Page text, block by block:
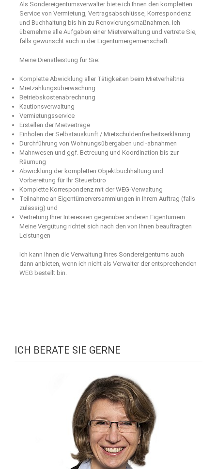
Als Sondereigentumsverwalter biete ich Ihnen den kompletten
Service von Vermietung, Vertragsabschlüsse, Korrespondenz
und Buchhaltung bis hin zu Renovierungsmaßnahmen. Ich
übernehme alle Aufgaben einer Mietverwaltung und vertrete Sie,
falls gewünscht auch in der Eigentümergemeinschaft.
Meine Dienstleistung für Sie:
Komplette Abwicklung aller Tätigkeiten beim Mietverhältnis
Mietzahlungsüberwachung
Betriebskostenabrechnung
Kautionsverwaltung
Vermietungsservice
Erstellen der Mietverträge
Einholen der Selbstauskunft / Mietschuldenfreiheitserklärung
Durchführung von Wohnungsübergaben und -abnahmen
Mahnwesen und ggf. Betreuung und Koordination bis zur
Räumung
Abwicklung der kompletten Objektbuchhaltung und
Vorbereitung für Ihr Steuerbüro
Komplette Korrespondenz mit der WEG-Verwaltung
Teilnahme an Eigentümerversammlungen in Ihrem Auftrag (falls
zulässig) und
Vertretung Ihrer Interessen gegenüber anderen Eigentümern
Meine Vergütung richtet sich nach den von Ihnen beauftragten
Leistungen
Ich kann Ihnen die Verwaltung Ihres Sondereigentums auch
dann anbieten, wenn ich nicht als Verwalter der entsprechenden
WEG bestellt bin.
ICH BERATE SIE GERNE